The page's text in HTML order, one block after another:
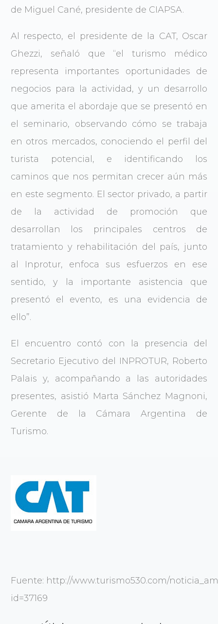
de Miguel Cané, presidente de CIAPSA.
Al respecto, el presidente de la CAT, Oscar
Ghezzi, señaló que “el turismo médico
representa importantes oportunidades de
negocios para la actividad, y un desarrollo
que amerita el abordaje que se presentó en
el seminario, observando cómo se trabaja
en otros mercados, conociendo el perfil del
turista potencial, e identificando los
caminos que nos permitan crecer aún más
en este segmento. El sector privado, a partir
de la actividad de promoción que
desarrollan los principales centros de
tratamiento y rehabilitación del país, junto
al Inprotur, enfoca sus esfuerzos en ese
sentido, y la importante asistencia que
presentó el evento, es una evidencia de
ello”.
El encuentro contó con la presencia del
Secretario Ejecutivo del INPROTUR, Roberto
Palais y, acompañando a las autoridades
presentes, asistió Marta Sánchez Magnoni,
Gerente de la Cámara Argentina de
Turismo.
Fuente: http://www.turismo530.com/
id=37169